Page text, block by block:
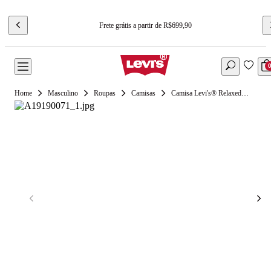
Frete grátis a partir de R$699,90
0
Masculino Roupas Camisas Camisa Levi's® Relaxed Western Cinza